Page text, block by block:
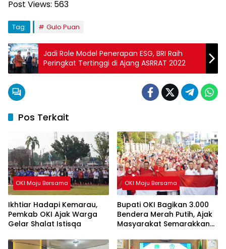
Post Views: 563
Tag: Gulo Puan
Jadi Role Model Penerapan ESG, BRI Raih
Peringkat Tertinggi di Ajang ASRRAT 2022
Pos Terkait
OKI Maju Bersama
Ikhtiar Hadapi Kemarau,
Pemkab OKI Ajak Warga
Gelar Shalat Istisqa
OKI Maju Bersama
Bupati OKI Bagikan 3.000
Bendera Merah Putih, Ajak
Masyarakat Semarakkan